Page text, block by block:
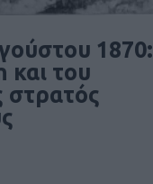
1870:
και του
στρατός